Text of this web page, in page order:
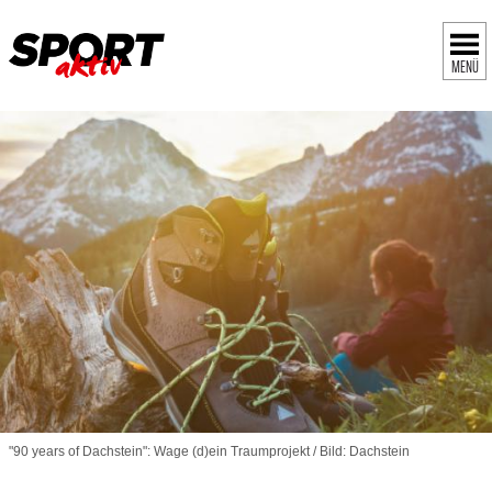
MENÜ
"90 years of Dachstein": Wage (d)ein Traumprojekt / Bild: Dachstein